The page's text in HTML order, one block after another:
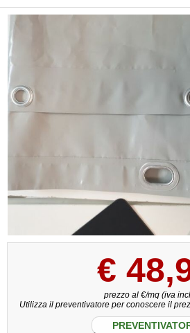
€
prezzo al €/mq (iva
Utilizza il preventivatore per conoscere il